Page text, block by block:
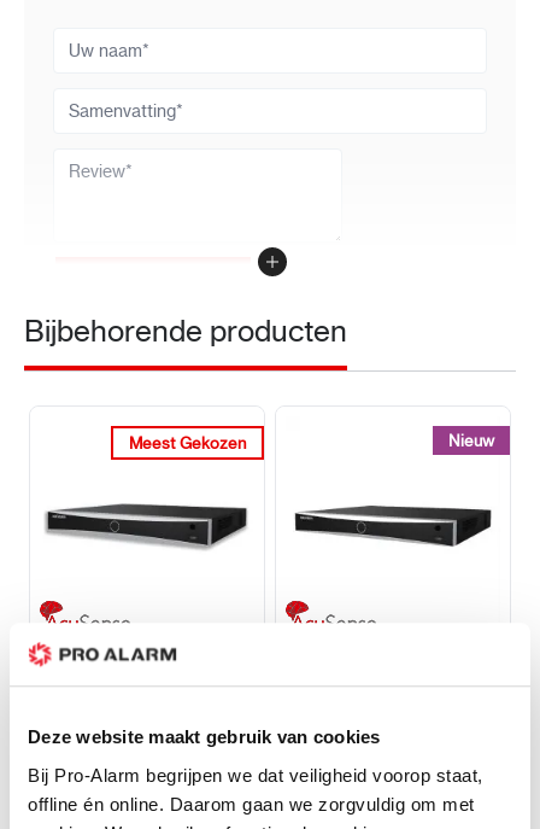
Deze website maakt gebruik van cookies
Bij Pro-Alarm begrijpen we dat veiligheid voorop staat,
offline én online. Daarom gaan we zorgvuldig om met
Uw naam
Samenvatting
Review
Bijbehorende producten
Meest Gekozen
Meest Gekozen
- ACUSENSE max 8 x
12MP IP Camera's met
PoE
Op voorraad
Nieuw
Nieuw
Acusense NVR 16 x 8
Op voorraad